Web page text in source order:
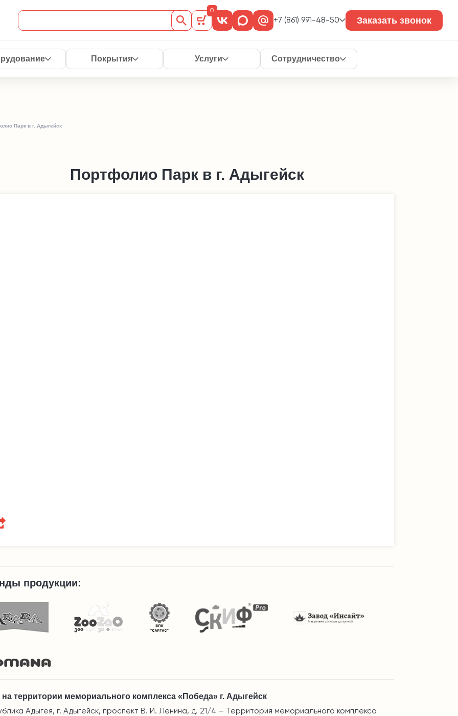
0
+7 (861) 991-48-50 Заказать звонок
Покрытия Услуги Сотрудничество
Парк в г. Адыгейск
Портфолио Парк в г. Адыгейск
продукции:
на территории мемориального комплекса «Победа» г. Адыгейск
Адыгея, г. Адыгейск, проспект В. И. Ленина, д. 21/4 — Территория мемориального комплекса